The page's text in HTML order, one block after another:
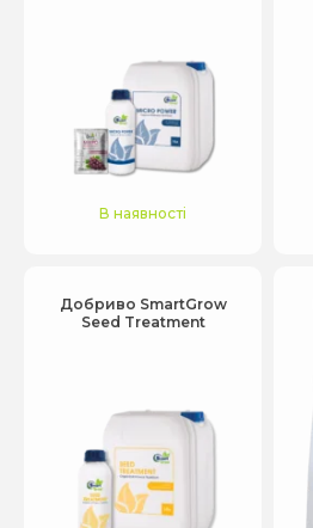
В наявності
Добриво SmartGrow
Seed Treatment